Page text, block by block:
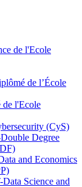
de l'Ecole
de l’École
de l'Ecole
(CyS)
Degree
and Economics
Science and